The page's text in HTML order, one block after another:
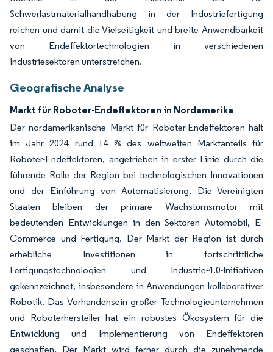
Schwerlastmaterialhandhabung in der Industriefertigung
reichen und damit die Vielseitigkeit und breite Anwendbarkeit
von Endeffektortechnologien in verschiedenen
Industriesektoren unterstreichen.
Geografische Analyse
Markt für Roboter-Endeffektoren in Nordamerika
Der nordamerikanische Markt für Roboter-Endeffektoren hält
im Jahr 2024 rund 14 % des weltweiten Marktanteils für
Roboter-Endeffektoren, angetrieben in erster Linie durch die
führende Rolle der Region bei technologischen Innovationen
und der Einführung von Automatisierung. Die Vereinigten
Staaten bleiben der primäre Wachstumsmotor mit
bedeutenden Entwicklungen in den Sektoren Automobil, E-
Commerce und Fertigung. Der Markt der Region ist durch
erhebliche Investitionen in fortschrittliche
Fertigungstechnologien und Industrie-4.0-Initiativen
gekennzeichnet, insbesondere in Anwendungen kollaborativer
Robotik. Das Vorhandensein großer Technologieunternehmen
und Roboterhersteller hat ein robustes Ökosystem für die
Entwicklung und Implementierung von Endeffektoren
geschaffen. Der Markt wird ferner durch die zunehmende